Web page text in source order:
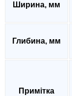
Ширина, мм
Глибина, мм
Примітка